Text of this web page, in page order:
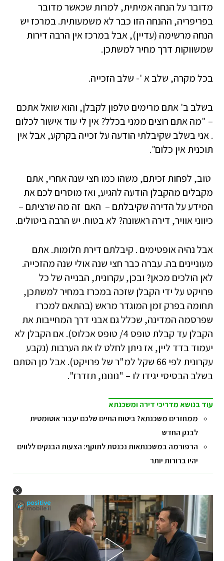
מדובר על הנחה אמיתית, למרות שכאשר מדובר
בפריפריה, ההנחה הזו כבר לא משמעותית. במרכז יש
הנחה מרשימה (עדיין), אבל במרכז אין הרבה דירות
שמשווקות דרך מחיר למשתכן.
בכל מקרה, שלב א '- שלב הזכייה.
בשלב ב' אתם מרימים טלפון לקבלן, והוא שואל אתכם
– "מה אתם רוצים ממני בכלל? אין לי עוד אישור לכלום
. אני בשלב שקיבלתי הודעה על זכייה בקרקע, אבל אין
תוכנית אין כלום".
טוב, לפחות זכיתם, משהו כמו חצי שנה אחרי, אתם
מקבלים מהקבלן הודעה להגיע, ואז מוסרים לכם את
המידע על הדירה שקיבלתם – האם זה מה שרציתם –
כיווני אוויר, דירה ראשונה? לא בטוח. יש הרבה ביטולים.
אבל נהיה אופטימים . קיבלתם דירת חלומות. אתם
מעוניינים בה. עברה כבר חצי שנה אולי שנה מהזכייה.
לאן הולכים מכאן? ובכן, עקרונית, הבנייה של כל
פרויקט על ידי הקבלן שזכה במכרז במחיר למשתכן,
תחומה בפרק זמן המוגדר מראש (בהתאם למכרז
שפרסמה המדינה, שכלל גם אבני דרך המחייבות את
הקבלן עד קבלת טופס 4/ טופס אכלוס). אם הקבלן לא
יעמוד בדד ליין, אז ניתן לחלט לו את הערבות (נקבע
עקרונית לפי 66 שקל למ"ר של פרויקט). אבל מן הסתם
בשלב הבסיסי יגידו לו – "נונונו, תזדרז".
עוד בנושא מדריכי דירה ומשכנתא
ממחזרים משכנתא? ביטוח החיים שלכם יעבור אוטומטית
לבנק החדש
הרפורמה במשכנתאות נכנסת לתוקף: הצעות הבנקים ללווים
יהיו ברורות יותר